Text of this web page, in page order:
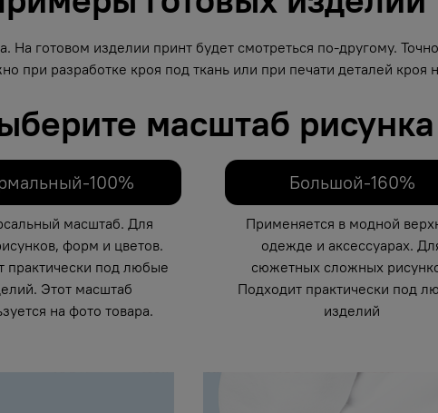
готовом изделии принт будет смотреться по-другому.
при разработке кроя под ткань или при печати деталей кроя
масштаб рисунка
100%
масштаб. Для
форм и цветов.
практически под любые
Этот масштаб
на фото товара.
Большой-160%
Применяется в модной
одежде и аксессуарах.
сюжетных сложных
Подходит практически под
изделий